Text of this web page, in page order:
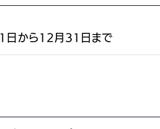
日から12月31日まで